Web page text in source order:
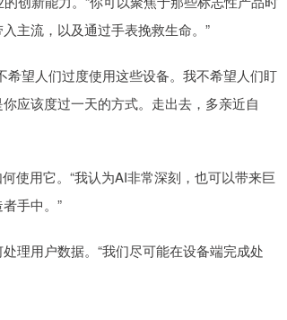
主流，以及通过手表挽救生命。”
望人们过度使用这些设备。我不希望人们盯
应该度过一天的方式。走出去，多亲近自
用它。“我认为AI非常深刻，也可以带来巨
手中。”
用户数据。“我们尽可能在设备端完成处